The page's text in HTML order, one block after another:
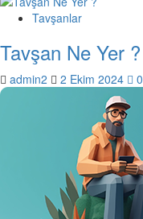
Tavşanlar
Tavşan Ne Yer ?
admin2 2 Ekim 2024 0